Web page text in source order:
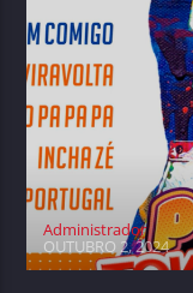
Administrador
OUTUBRO 2, 2024